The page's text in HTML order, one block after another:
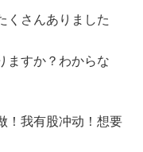
くさんありました
ますか？わからな
！我有股冲动！想要